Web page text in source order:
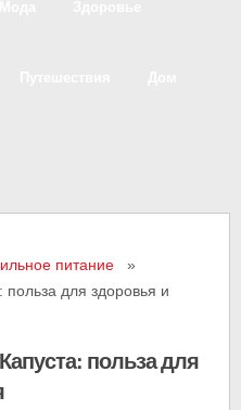
питание »
для здоровья и
польза для